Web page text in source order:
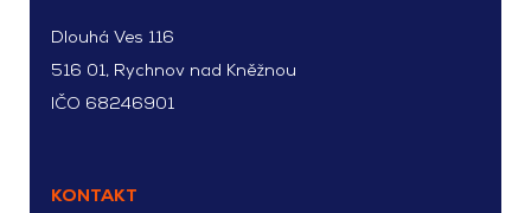
Dlouhá Ves 116
516 01, Rychnov nad Kněžnou
IČO 68246901
KONTAKT